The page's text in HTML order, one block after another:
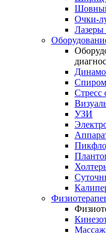
Очки-
Лазеры
Стресс
УЗИ